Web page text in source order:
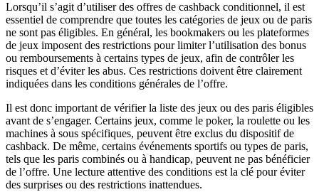
Lorsqu’il s’agit d’utiliser des offres de cashback conditionnel, il est
essentiel de comprendre que toutes les catégories de jeux ou de paris
ne sont pas éligibles. En général, les bookmakers ou les plateformes
de jeux imposent des restrictions pour limiter l’utilisation des bonus
ou remboursements à certains types de jeux, afin de contrôler les
risques et d’éviter les abus. Ces restrictions doivent être clairement
indiquées dans les conditions générales de l’offre.
Il est donc important de vérifier la liste des jeux ou des paris éligibles
avant de s’engager. Certains jeux, comme le poker, la roulette ou les
machines à sous spécifiques, peuvent être exclus du dispositif de
cashback. De même, certains événements sportifs ou types de paris,
tels que les paris combinés ou à handicap, peuvent ne pas bénéficier
de l’offre. Une lecture attentive des conditions est la clé pour éviter
des surprises ou des restrictions inattendues.